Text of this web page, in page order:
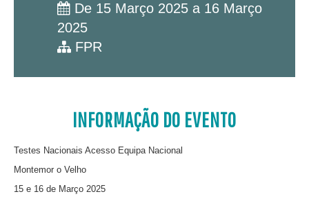
De 15 Março 2025 a 16 Março
2025
FPR
INFORMAÇÃO DO EVENTO
Testes Nacionais Acesso Equipa Nacional
Montemor o Velho
15 e 16 de Março 2025